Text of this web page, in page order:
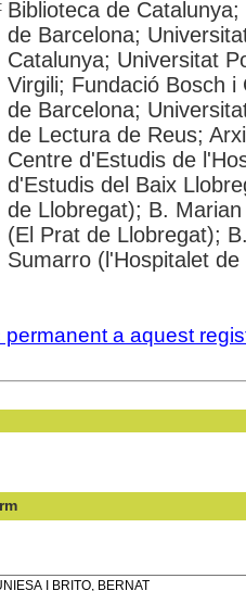
Biblioteca de
de Barcelona;
Catalunya; Universitat
Virgili; Fundació Bosch
de Barcelona;
de Lectura de Reus;
Centre d'Estudis de
d'Estudis del Baix
de Llobregat); B.
(El Prat de Llobregat);
Sumarro (l'Hospitalet
permanent a aquest